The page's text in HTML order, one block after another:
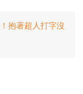
抱著超人打字沒